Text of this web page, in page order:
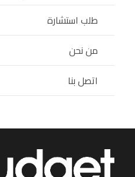
طلب استشارة
من نحن
اتصل بنا